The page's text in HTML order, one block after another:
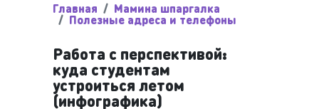
Главная Мамина шпаргалка
Полезные адреса и телефоны
Работа с перспективой:
куда студентам
устроиться летом
(инфографика)